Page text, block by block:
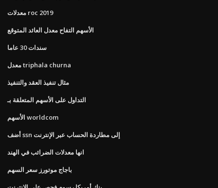
معدلات roc 2019
الأسهم التفاح معدل العائد المتوقع
سندات 30 عاما
معدل triphala churna
مثال تنفيذ العقد والتنفيذ
التداول على الأسهم المتعلقة بـ
الأسهم worldcom
أضف ssn إلى مطاردة الحساب عبر الإنترنت
انها معدلات الضرائب في الهند
باجاج موتورز سعر السهم